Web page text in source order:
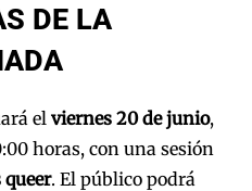
DE LA
el viernes 20 de junio,
horas, con una sesión
. El público podrá